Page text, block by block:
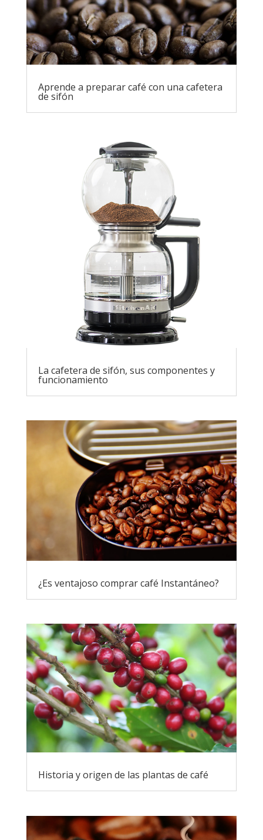
Aprende a preparar café con una cafetera
de sifón
La cafetera de sifón, sus componentes y
funcionamiento
¿Es ventajoso comprar café Instantáneo?
Historia y origen de las plantas de café